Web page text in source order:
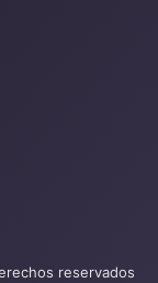
reservados